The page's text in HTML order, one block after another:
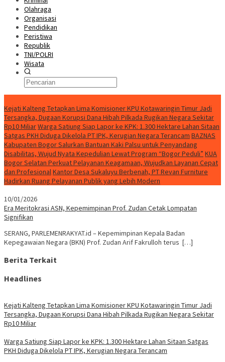
Olahraga
Organisasi
Pendidikan
Peristiwa
Republik
TNI/POLRI
Wisata
Kejati Kalteng Tetapkan Lima Komisioner KPU Kotawaringin Timur Jadi
Tersangka, Dugaan Korupsi Dana Hibah Pilkada Rugikan Negara Sekitar
Rp10 MiliarWarga Satiung Siap Lapor ke KPK: 1.300 Hektare Lahan Sitaan
Satgas PKH Diduga Dikelola PT IPK, Kerugian Negara Terancam BAZNAS
Kabupaten Bogor Salurkan Bantuan Kaki Palsu untuk Penyandang
Disabilitas, Wujud Nyata Kepedulian Lewat Program “Bogor Peduli” KUA
Bogor Selatan Perkuat Pelayanan Keagamaan, Wujudkan Layanan Cepat
dan ProfesionalKantor Desa Sukaluyu Berbenah, PT Revan Furniture
Hadirkan Ruang Pelayanan Publik yang Lebih Modern
10/01/2026
Era Meritokrasi ASN, Kepemimpinan Prof. Zudan Cetak Lompatan
Signifikan
SERANG, PARLEMENRAKYAT.id – Kepemimpinan Kepala Badan
Kepegawaian Negara (BKN) Prof. Zudan Arif Fakrulloh terus […]
Berita Terkait
Headlines
Kejati Kalteng Tetapkan Lima Komisioner KPU Kotawaringin Timur Jadi
Tersangka, Dugaan Korupsi Dana Hibah Pilkada Rugikan Negara Sekitar
Rp10 Miliar
Warga Satiung Siap Lapor ke KPK: 1.300 Hektare Lahan Sitaan Satgas
PKH Diduga Dikelola PT IPK, Kerugian Negara Terancam